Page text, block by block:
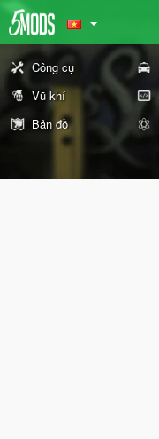
Công cụ
Vũ khí
Bản đồ